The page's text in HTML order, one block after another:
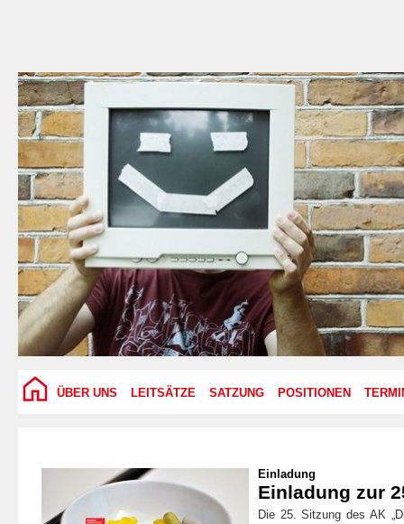
ÜBER UNS LEITSÄTZE SATZUNG POSITIONEN
Einladung
Einladung zur
Die 25. Sitzung des AK